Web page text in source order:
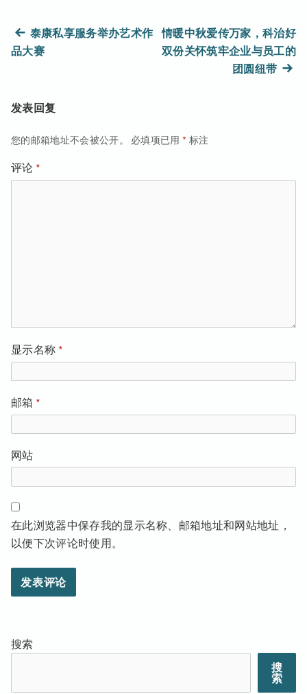
文
章
上
篇
泰康私享服务举办艺术作
品大赛
情暖中秋爱传万家，科治好
双份关怀筑牢企业与员工的
团圆纽带下
发表回复
您的邮箱地址不会被公开。 必填项已用 * 标注
评论 *
显示名称 *
邮箱 *
网站
在此浏览器中保存我的显示名称、邮箱地址和网站地址，
以便下次评论时使用。
搜索
搜
索